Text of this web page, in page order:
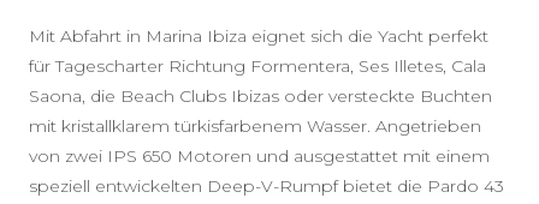
Mit Abfahrt in Marina Ibiza eignet sich die Yacht perfekt
für Tagescharter Richtung Formentera, Ses Illetes, Cala
Saona, die Beach Clubs Ibizas oder versteckte Buchten
mit kristallklarem türkisfarbenem Wasser. Angetrieben
von zwei IPS 650 Motoren und ausgestattet mit einem
speziell entwickelten Deep-V-Rumpf bietet die Pardo 43